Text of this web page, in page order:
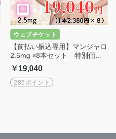
ウェブチケット
【前払い振込専用】マンジャロ
2.5mg ×8本セット 特別価格
｜診察料無料
￥19,040
285ポイント